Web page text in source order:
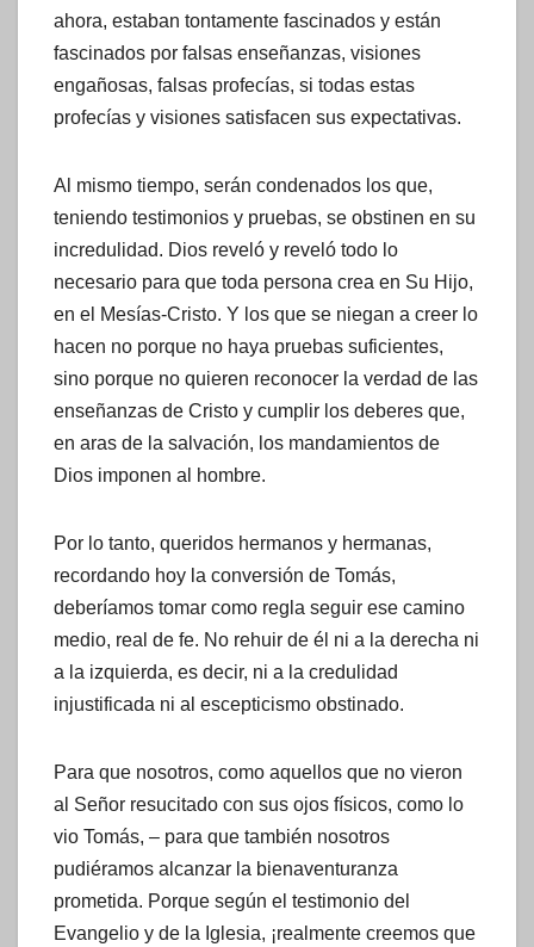
ahora, estaban tontamente fascinados y están
fascinados por falsas enseñanzas, visiones
engañosas, falsas profecías, si todas estas
profecías y visiones satisfacen sus expectativas.
Al mismo tiempo, serán condenados los que,
teniendo testimonios y pruebas, se obstinen en su
incredulidad. Dios reveló y reveló todo lo
necesario para que toda persona crea en Su Hijo,
en el Mesías-Cristo. Y los que se niegan a creer lo
hacen no porque no haya pruebas suficientes,
sino porque no quieren reconocer la verdad de las
enseñanzas de Cristo y cumplir los deberes que,
en aras de la salvación, los mandamientos de
Dios imponen al hombre.
Por lo tanto, queridos hermanos y hermanas,
recordando hoy la conversión de Tomás,
deberíamos tomar como regla seguir ese camino
medio, real de fe. No rehuir de él ni a la derecha ni
a la izquierda, es decir, ni a la credulidad
injustificada ni al escepticismo obstinado.
Para que nosotros, como aquellos que no vieron
al Señor resucitado con sus ojos físicos, como lo
vio Tomás, – para que también nosotros
pudiéramos alcanzar la bienaventuranza
prometida. Porque según el testimonio del
Evangelio y de la Iglesia, ¡realmente creemos que